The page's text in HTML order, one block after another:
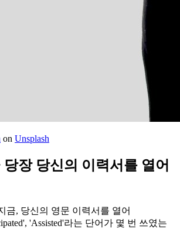
on Unsplash
장 당신의 이력서를 열어
금, 당신의 영문 이력서를 열어
'Assisted'라는 단어가 몇 번 쓰였는